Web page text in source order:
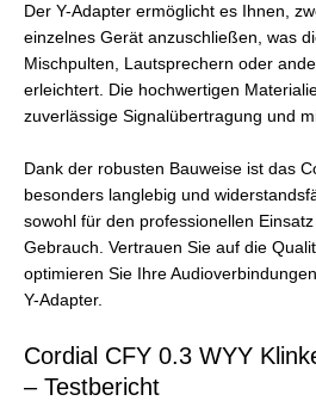
Der Y-Adapter ermöglicht es Ihnen,
einzelnes Gerät anzuschließen, was
Mischpulten, Lautsprechern oder
erleichtert. Die hochwertigen
zuverlässige Signalübertragung und
Dank der robusten Bauweise ist das
besonders langlebig und
sowohl für den professionellen
Gebrauch. Vertrauen Sie auf die
optimieren Sie Ihre
Y-Adapter.
Cordial CFY 0.3 WYY
– Testbericht